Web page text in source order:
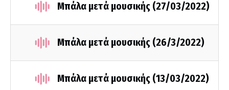
Μπάλα μετά μουσικής (27/03/2022)
Μπάλα μετά μουσικής (26/3/2022)
Μπάλα μετά μουσικής (13/03/2022)